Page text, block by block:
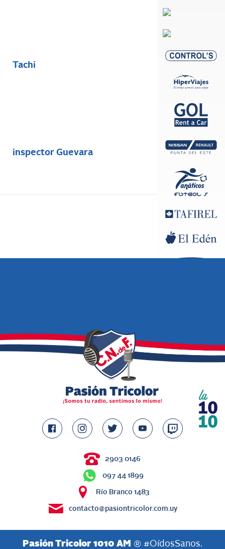
Tachi
inspector Guevara
2903 0146
097 44 1899
Río Branco 1483
contacto@pasiontricolor.com.uy
Pasión Tricolor 1010 AM ® #OídosSanos.